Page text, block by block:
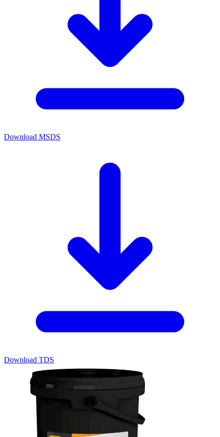
Download MSDS
Download TDS